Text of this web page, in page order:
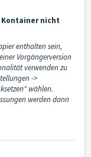
Kontainer nicht
enthalten sein,
Vorgängerversion
verwenden zu
->
wählen.
werden dann